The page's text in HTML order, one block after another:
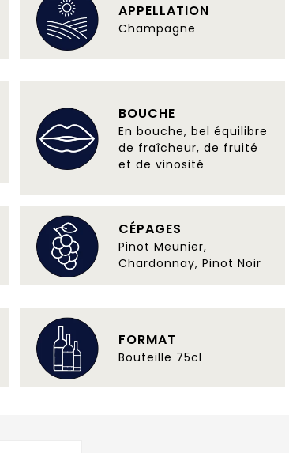
APPELLATION
Champagne
BOUCHE
En bouche, bel équilibre
de fraîcheur, de fruité
et de vinosité
CÉPAGES
Pinot Meunier,
Chardonnay, Pinot Noir
FORMAT
Bouteille 75cl